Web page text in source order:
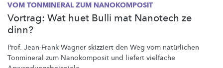
VOM TONMINERAL ZUM NANOKOMPOSIT
Vortrag: Wat huet Bulli mat Nanotech ze
dinn?
Prof. Jean-Frank Wagner skizziert den Weg vom natürlichen
Tonmineral zum Nanokomposit und liefert vielfache